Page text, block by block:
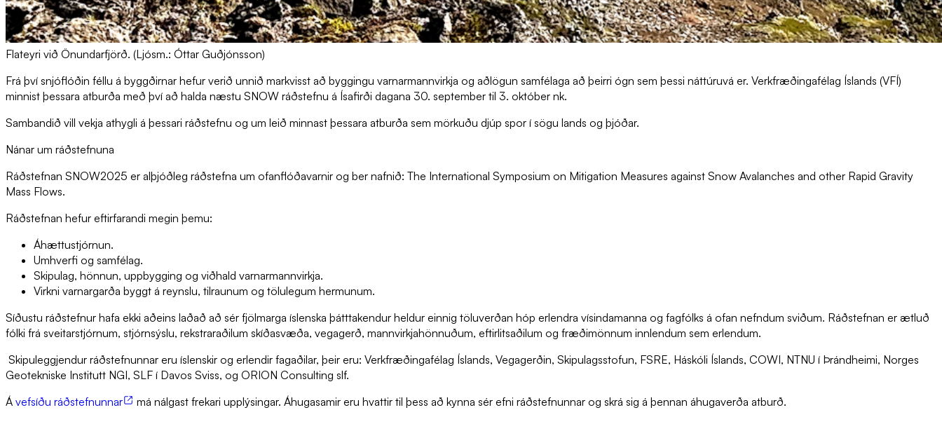
Flateyri við Önundarfjörð. (Ljósm.: Óttar Guðjónsson)
Frá því snjóflóðin féllu á byggðirnar hefur verið unnið markvisst að byggingu varnarmannvirkja og aðlögun samfélaga að þeirri ógn sem þessi náttúruvá er. Verkfræðingafélag Íslands (VFÍ)
minnist þessara atburða með því að halda næstu SNOW ráðstefnu á Ísafirði dagana 30. september til 3. október nk.
Sambandið vill vekja athygli á þessari ráðstefnu og um leið minnast þessara atburða sem mörkuðu djúp spor í sögu lands og þjóðar.
Nánar um ráðstefnuna
Ráðstefnan SNOW2025 er alþjóðleg ráðstefna um ofanflóðavarnir og ber nafnið: The International Symposium on Mitigation Measures against Snow Avalanches and other Rapid Gravity
Mass Flows.
Ráðstefnan hefur eftirfarandi megin þemu:
Áhættustjórnun.
Umhverfi og samfélag.
Skipulag, hönnun, uppbygging og viðhald varnarmannvirkja.
Virkni varnargarða byggt á reynslu, tilraunum og tölulegum hermunum.
Síðustu ráðstefnur hafa ekki aðeins laðað að sér fjölmarga íslenska þátttakendur heldur einnig töluverðan hóp erlendra vísindamanna og fagfólks á ofan nefndum sviðum. Ráðstefnan er ætluð
fólki frá sveitarstjórnum, stjórnsýslu, rekstraraðilum skíðasvæða, vegagerð, mannvirkjahönnuðum, eftirlitsaðilum og fræðimönnum innlendum sem erlendum.
Skipuleggjendur ráðstefnunnar eru íslenskir og erlendir fagaðilar, þeir eru: Verkfræðingafélag Íslands, Vegagerðin, Skipulagsstofun, FSRE, Háskóli Íslands, COWI, NTNU í Þrándheimi, Norges
Geotekniske Institutt NGI, SLF í Davos Sviss, og ORION Consulting slf.
Á vefsíðu ráðstefnunnar má nálgast frekari upplýsingar. Áhugasamir eru hvattir til þess að kynna sér efni ráðstefnunnar og skrá sig á þennan áhugaverða atburð.